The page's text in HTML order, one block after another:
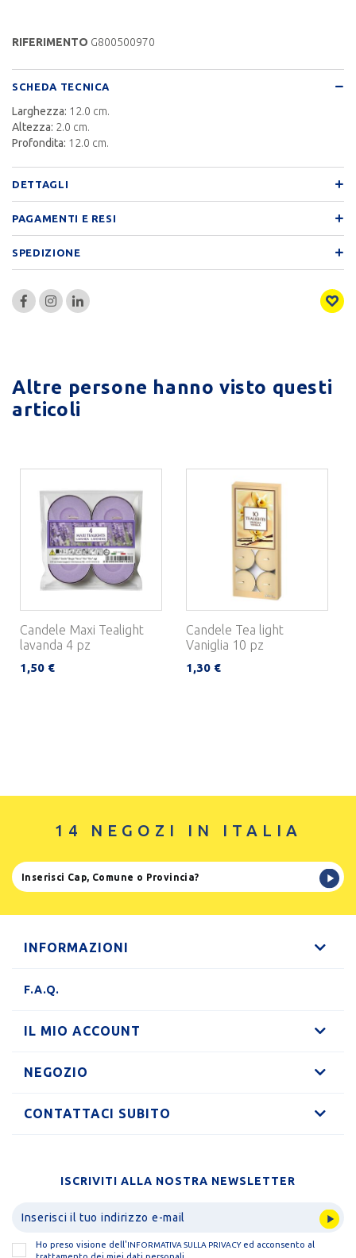
RIFERIMENTO G800500970
SCHEDA TECNICA
Larghezza: 12.0 cm.
Altezza: 2.0 cm.
Profondita: 12.0 cm.
DETTAGLI
PAGAMENTI E RESI
SPEDIZIONE
Altre persone hanno visto questi
articoli
Candele Maxi Tealight
lavanda 4 pz
1,50 €
Candele Tea light
Vaniglia 10 pz
1,30 €
14 NEGOZI IN ITALIA
INFORMAZIONI
F.A.Q.
IL MIO ACCOUNT
NEGOZIO
CONTATTACI SUBITO
ISCRIVITI ALLA NOSTRA NEWSLETTER
Ho preso visione dell' INFORMATIVA SULLA PRIVACYed acconsento al